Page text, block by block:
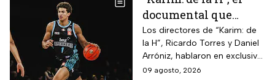
documental que
cuenta el camino del
joven de Hermosillo
que llegó a la NBA
Los directores de “Karim: de
la H”, Ricardo Torres y Daniel
Arróniz, hablaron en exclusiva
con adn Noticias sobre cómo
09 agosto, 2026